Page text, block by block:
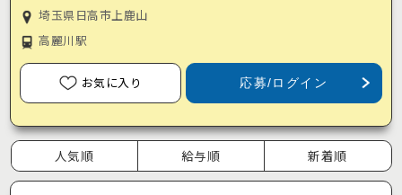
埼玉県日高市上鹿山
高麗川駅
お気に入り 応募/ログイン
人気順 給与順 新着順